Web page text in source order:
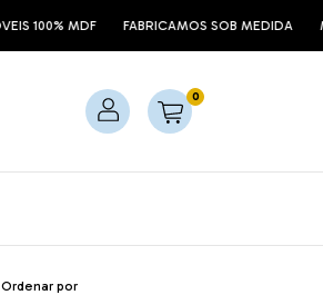
FABRICAMOS SOB MEDIDA MÓVEIS 100%
0
Ordenar por